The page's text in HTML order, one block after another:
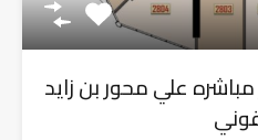
علي محور بن زايد